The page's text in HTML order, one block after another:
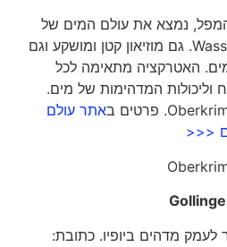
נמצא את עולם המים של
קרימל Wasser Welten Krimml. גם מוזיאון קטן ומושקע וגם
האטרקציה מתאימה לכל
המדהימות של מים.
אתר עולם
75 מטר לעמק מדהים ביופיו. כתובת: